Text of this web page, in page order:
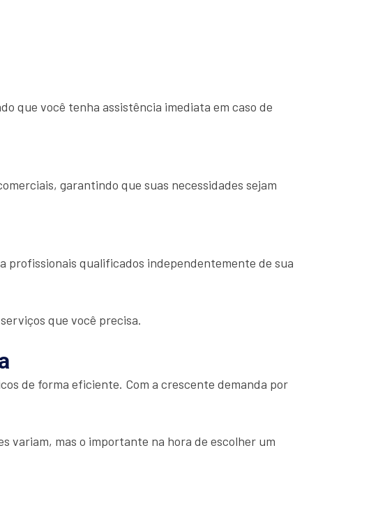
que você tenha assistência imediata em caso de
garantindo que suas necessidades sejam
profissionais qualificados independentemente de sua
que você precisa.
de forma eficiente. Com a crescente demanda por
variam, mas o importante na hora de escolher um